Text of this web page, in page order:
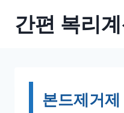
간편 복리
본드제거